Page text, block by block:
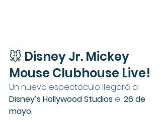
🐭 Disney Jr. Mickey
Mouse Clubhouse Live!
Un nuevo espectáculo llegará a
Disney’s Hollywood Studios el 26 de
mayo.